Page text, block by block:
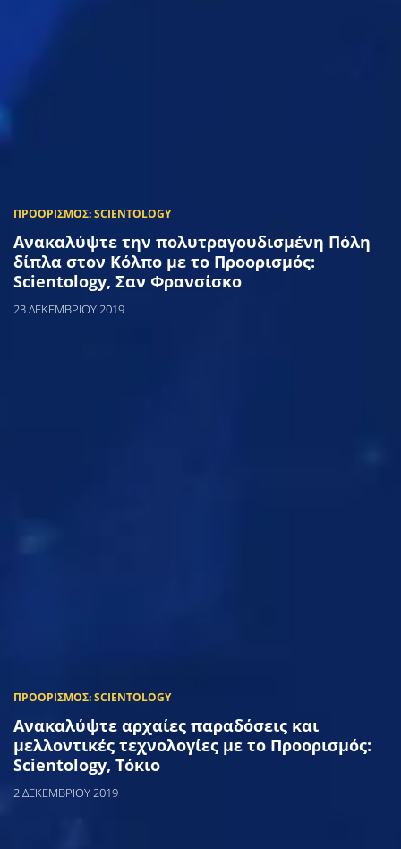
Ανακαλύψτε την πολυτραγουδισμένη Πόλη
δίπλα στον Κόλπο με το Προορισμός:
Scientology, Σαν Φρανσίσκο
23 ΔΕΚΕΜΒΡΙΟΥ 2019
Ανακαλύψτε αρχαίες παραδόσεις και
μελλοντικές τεχνολογίες με το Προορισμός:
Scientology, Τόκιο
2 ΔΕΚΕΜΒΡΙΟΥ 2019